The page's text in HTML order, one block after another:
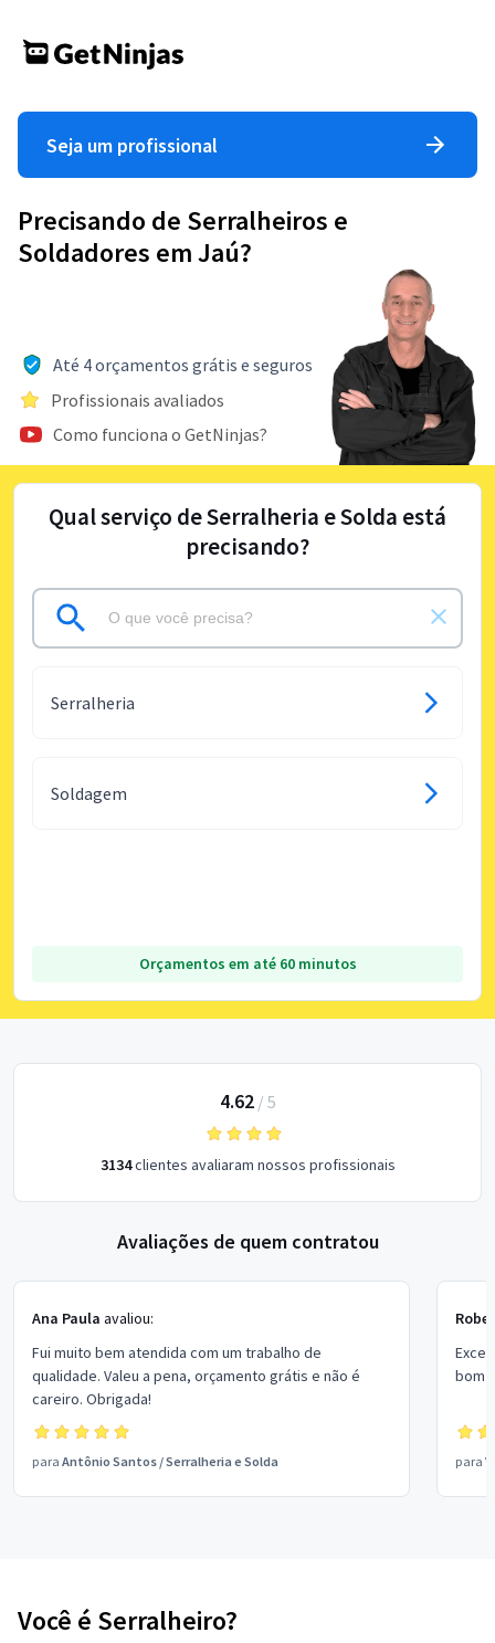
Seja um profissional
Precisando de Serralheiros e
Soldadores em Jaú?
Até 4 orçamentos grátis e seguros
Profissionais avaliados
Como funciona o GetNinjas?
Qual serviço de Serralheria e Solda está
precisando?
Serralheria
Soldagem
Orçamentos em até 60 minutos
4.62/ 5
3134clientes avaliaram nossos profissionais
Avaliações de quem contratou
Ana Paula avaliou:
Fui muito bem atendida com um trabalho de
qualidade. Valeu a pena, orçamento grátis e não é
careiro. Obrigada!
para Antônio Santos /Serralheria e Solda
bom
para
Você é Serralheiro?